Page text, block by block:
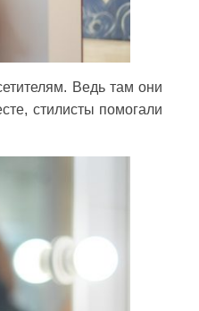
Ведь там они
стилисты помогали